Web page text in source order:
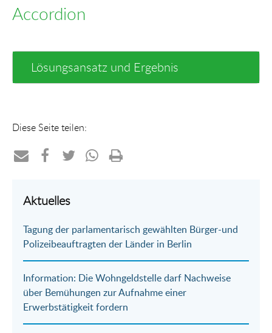
Accordion
Lösungsansatz und Ergebnis
Diese Seite teilen:
per
Mail
auf
Aktuelles
Tagung der parlamentarisch gewählten Bürger-und
Polizeibeauftragten der Länder in Berlin
Information: Die Wohngeldstelle darf Nachweise
über Bemühungen zur Aufnahme einer
Erwerbstätigkeit fordern